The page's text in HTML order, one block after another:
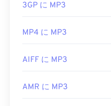
3GP に MP3
MP4 に MP3
AIFF に MP3
AMR に MP3